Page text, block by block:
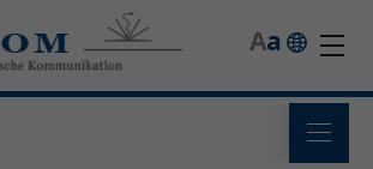
a
A